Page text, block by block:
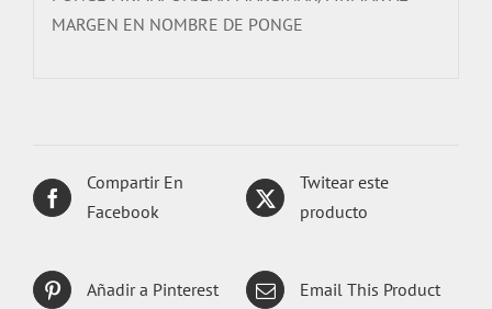
MARGEN EN NOMBRE DE PONGE
Compartir En
Facebook
Twitear este
producto
Añadir a Pinterest Email This Product